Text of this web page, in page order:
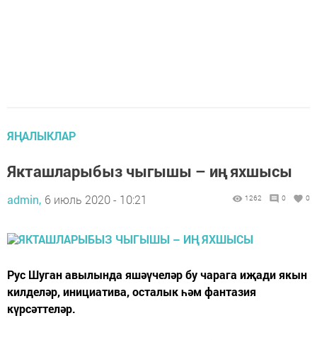
ЯҢАЛЫКЛАР
Якташларыбыз чыгышы – иң яхшысы
admin, 6 июль 2020 - 10:21 1262 0 0
Рус Шуган авылында яшәүчеләр бу чарага иҗади якын
килделәр, инициатива, осталык һәм фантазия
күрсәттеләр.